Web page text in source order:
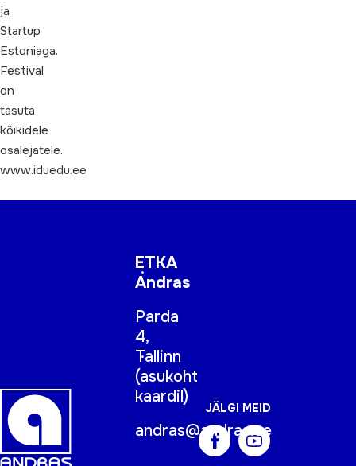
ja
Startup
Estoniaga.
Festival
on
tasuta
kõikidele
osalejatele.
www.iduedu.ee
ETKA
Andras
Parda
4,
Tallinn
(asukoht
kaardil)
andras@andras.ee
JÄLGI MEID